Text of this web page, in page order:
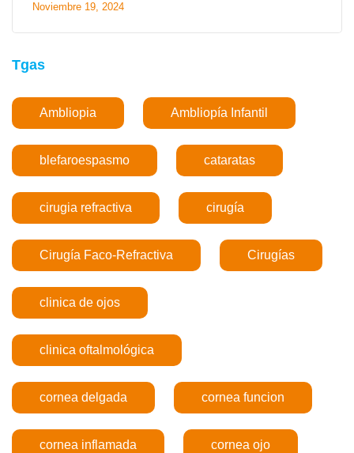
Noviembre 19, 2024
Tgas
Ambliopia Ambliopía Infantil
blefaroespasmo cataratas
cirugia refractiva cirugía
Cirugía Faco-Refractiva Cirugías
clinica de ojos
clinica oftalmológica
cornea delgada cornea funcion
cornea inflamada cornea ojo